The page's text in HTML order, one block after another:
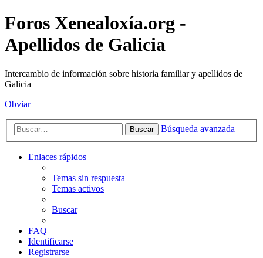
Foros Xenealoxía.org -
Apellidos de Galicia
Intercambio de información sobre historia familiar y apellidos de
Galicia
Obviar
Buscar Búsqueda avanzada
Enlaces rápidos
Temas sin respuesta
Temas activos
Buscar
FAQ
Identificarse
Registrarse